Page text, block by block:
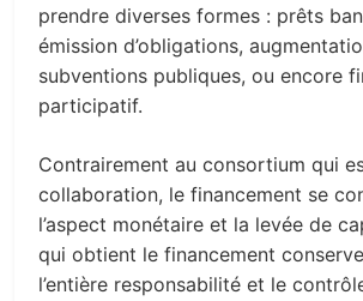
prendre diverses formes : prêts
émission d’obligations,
subventions publiques, ou encore
participatif.
Contrairement au consortium qui
collaboration, le financement se
l’aspect monétaire et la levée de
qui obtient le financement
l’entière responsabilité et le